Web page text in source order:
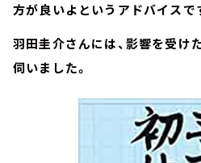
方が良いよというアドバイスで
羽田圭介さんには、影響を受け
伺いました。